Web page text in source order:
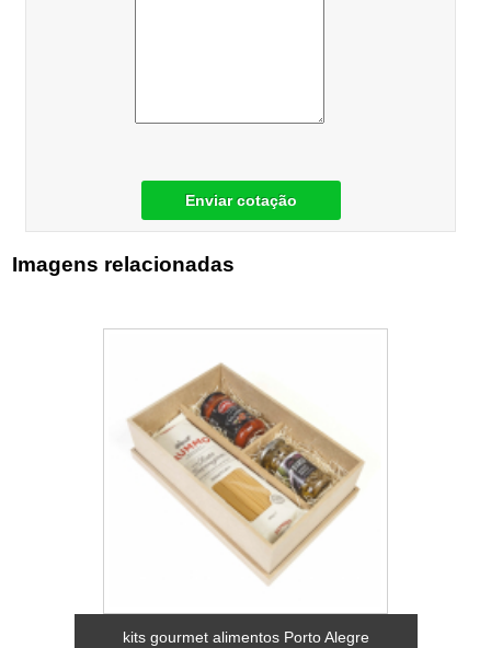
Enviar cotação
Imagens relacionadas
kits gourmet alimentos Porto Alegre